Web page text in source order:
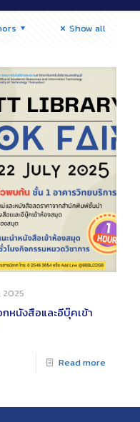
Show all
2025
หนังสือและอีบุ๊คเข้า
Read more